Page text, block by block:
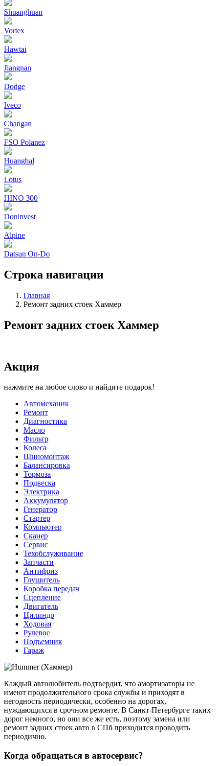
Shuanghuan
Vortex
Hawtai
Jiangnan
Dodge
Iveco
Changan
FSO Polanez
Huanghal
Lotus
HINO 300
Doninvest
Alpine
Datsun On-Do
Строка навигации
Главная
Ремонт задних стоек Хаммер
Ремонт задних стоек Хаммер
Акция
нажмите на любое слово и найдите подарок!
Автомеханик
Ремонт
Диагностика
Масло
Фильтр
Колеса
Шиномонтаж
Балансировка
Тормоза
Подвеска
Электрика
Аккумулятор
Генератор
Стартер
Компьютер
Сканер
Сервис
Техобслуживание
Запчасти
Антифриз
Глушитель
Коробка передач
Сцепление
Двигатель
Цилиндр
Ходовая
Рулевое
Подъемник
Гараж
Каждый автолюбитель подтвердит, что амортизаторы не
имеют продолжительного срока службы и приходят в
негодность периодически, особенно на дорогах,
нуждающихся в срочном ремонте. В Санкт-Петербурге таких
дорог немного, но они все же есть, поэтому замена или
ремонт задних стоек авто в СПб приходится проводить
периодично.
Когда обращаться в автосервис?